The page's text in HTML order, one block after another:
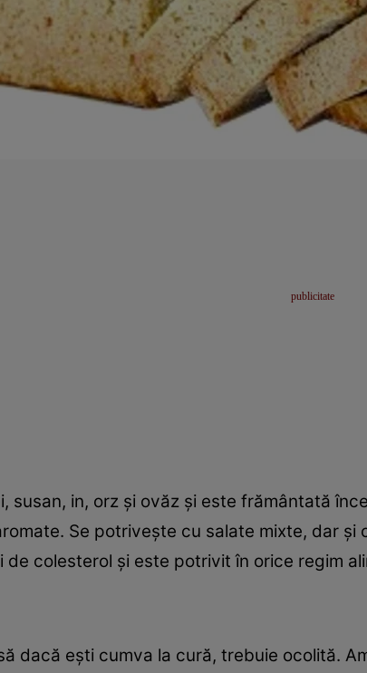
susan, in, orz şi ovăz şi este frământată
Se potriveşte cu salate mixte, dar
de colesterol şi este potrivit în orice regim
dacă eşti cumva la cură, trebuie ocolită.